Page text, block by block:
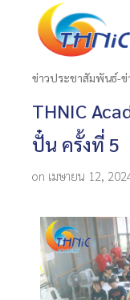
ข่าวประชาสัมพันธ์-ข่
THNIC
ปั๋น ครั้งที่ 5
on เมษายน 12,